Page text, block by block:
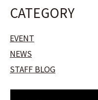
CATEGORY
EVENT
NEWS
STAFF BLOG